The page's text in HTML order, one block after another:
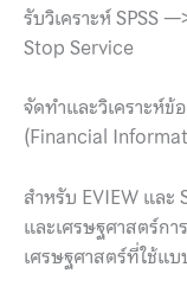
รับวิเคราะห์ SPSS
Stop Service
จัดทำและวิเคราะห์ข้
(Financial
สำหรับ EVIEW และ
และเศรษฐศาสตร์ก
เศรษฐศาสตร์ที่ใช้แ